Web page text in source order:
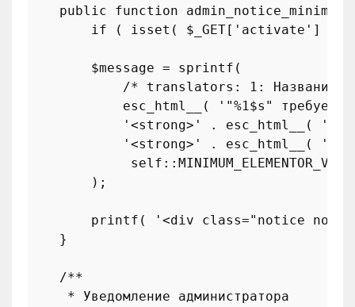
public
function
if ( isset ( $_GET[ 'activate' ] )
$message = sprintf (
/* translators: 1: Название
esc_html__
(
'"%1$s" требует
'<strong>'
. esc_html__ (
'<strong>'
. esc_html__ (
self ::
        );
printf (
'<div class="notice
    }
/**
     * Уведомление администратора